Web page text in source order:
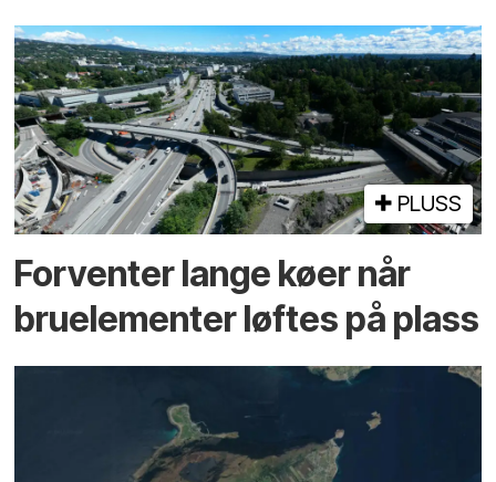
PLUSS
Forventer lange køer når
bru­elementer løftes på plass